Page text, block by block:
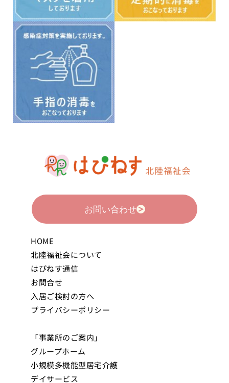
お問い合わせ
HOME
北陸福祉会について
はぴねす通信
お問合せ
入居ご検討の方へ
プライバシーポリシー
「事業所のご案内」
グループホーム
小規模多機能型居宅介護
デイサービス